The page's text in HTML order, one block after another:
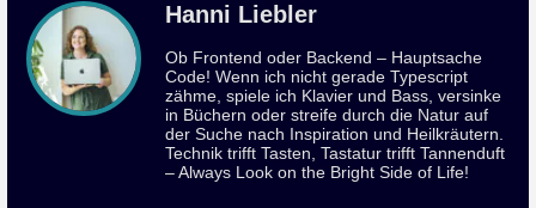
Hanni Liebler
Ob Frontend oder Backend – Hauptsache
Code! Wenn ich nicht gerade Typescript
zähme, spiele ich Klavier und Bass, versinke
in Büchern oder streife durch die Natur auf
der Suche nach Inspiration und Heilkräutern.
Technik trifft Tasten, Tastatur trifft Tannenduft
– Always Look on the Bright Side of Life!